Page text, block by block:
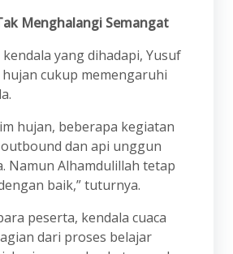
Menghalangi Semangat
yang dihadapi, Yusuf
cukup memengaruhi
hujan, beberapa kegiatan
dan api unggun
Namun Alhamdulillah tetap
baik,” tuturnya.
peserta, kendala cuaca
dari proses belajar